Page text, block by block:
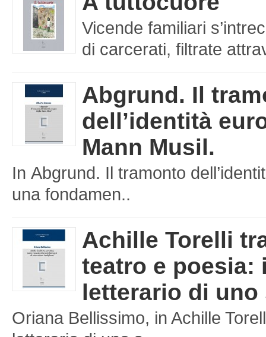
Vicende familiari
di carcerati, filtrate
Abgrund. Il
dell’identità
Mann Musil.
In Abgrund. Il tramonto
una fondamen..
Achille Torelli
teatro e poesia:
letterario di uno
Oriana Bellissimo, in Achille